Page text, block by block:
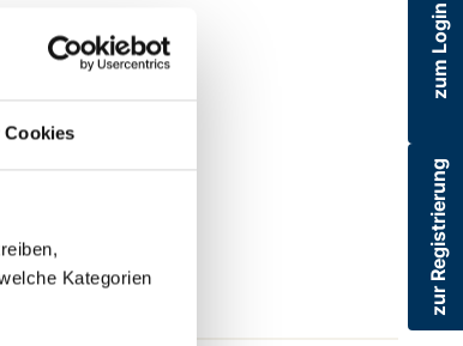
Cookies
Kategorien
zum Login
zur Registrierung